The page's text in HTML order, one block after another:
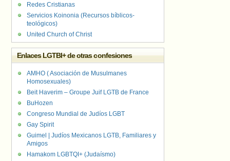
Redes Cristianas
Servicios Koinonia (Recursos bíblicos-
teológicos)
United Church of Christ
Enlaces LGTBI+ de otras confesiones
AMHO ( Asociación de Musulmanes
Homosexuales)
Beit Haverim – Groupe Juif LGTB de France
BuHozen
Congreso Mundial de Judíos LGBT
Gay Spirit
Guimel | Judíos Mexicanos LGTB, Familiares y
Amigos
Hamakom LGBTQI+ (Judaísmo)